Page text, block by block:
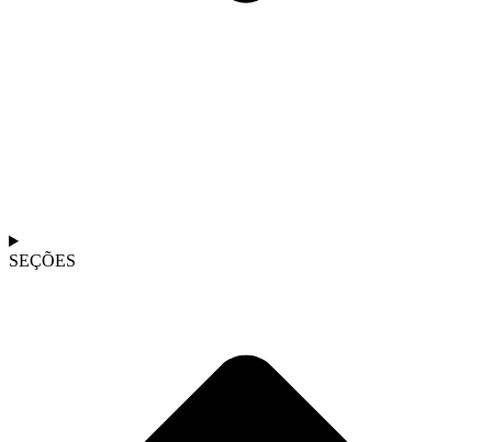
SEÇÕES